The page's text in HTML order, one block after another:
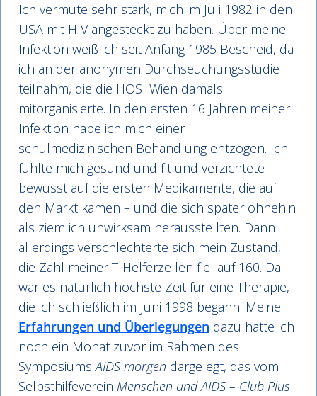
Ich vermute sehr stark, mich im Juli 1982 in den
USA mit HIV angesteckt zu haben. Über meine
Infektion weiß ich seit Anfang 1985 Bescheid, da
ich an der anonymen Durchseuchungsstudie
teilnahm, die die HOSI Wien damals
mitorganisierte. In den ersten 16 Jahren meiner
Infektion habe ich mich einer
schulmedizinischen Behandlung entzogen. Ich
fühlte mich gesund und fit und verzichtete
bewusst auf die ersten Medikamente, die auf
den Markt kamen – und die sich später ohnehin
als ziemlich unwirksam herausstellten. Dann
allerdings verschlechterte sich mein Zustand,
die Zahl meiner T-Helferzellen fiel auf 160. Da
war es natürlich höchste Zeit für eine Therapie,
die ich schließlich im Juni 1998 begann. Meine
Erfahrungen und Überlegungen dazu hatte ich
noch ein Monat zuvor im Rahmen des
SymposiumsAIDS morgen dargelegt, das vom
Selbsthilfeverein Menschen und AIDS – Club Plus